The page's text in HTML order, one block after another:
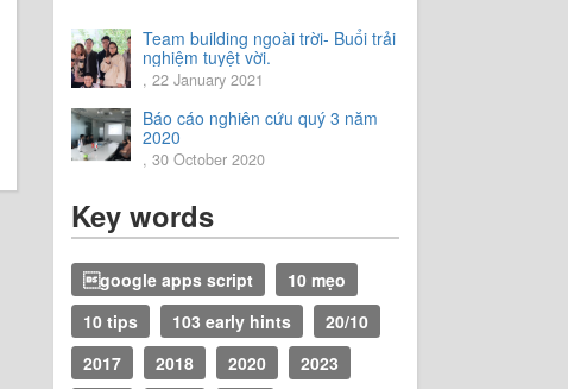
Team building ngoài trời- Buổi trải
nghiệm tuyệt vời.
, 22 January 2021
Báo cáo nghiên cứu quý 3 năm
2020
, 30 October 2020
Key words
google apps script
10 mẹo
10 tips
103 early hints
20/10
2017
2018 2020
2023